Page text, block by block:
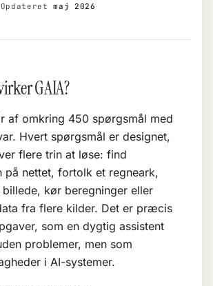
Opdateretmaj 2026
GAIA?
af omkring 450 spørgsmål med
Hvert spørgsmål er designet,
flere trin at løse: find
på nettet, fortolk et regneark,
billede, kør beregninger eller
fra flere kilder. Det er præcis
som en dygtig assistent
problemer, men som
i AI-systemer.